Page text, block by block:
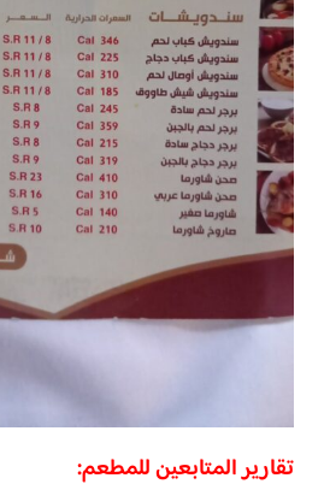
تقارير المتابعين للمطعم: